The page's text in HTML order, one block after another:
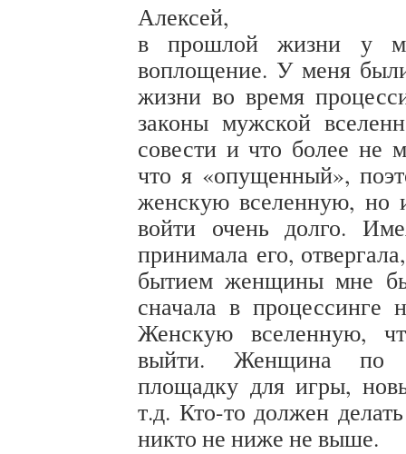
Алексей,
в прошлой жизни у
воплощение. У меня
жизни во время
законы мужской
совести и что более не
что я «опущенный»,
женскую вселенную, но
войти очень долго.
принимала его,
бытием женщины мне
сначала в
Женскую вселенную,
выйти. Женщина по
площадку для игры,
т.д. Кто-то должен
никто не ниже не выше.